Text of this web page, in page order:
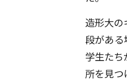
造形大
段がある
学生た
所を見